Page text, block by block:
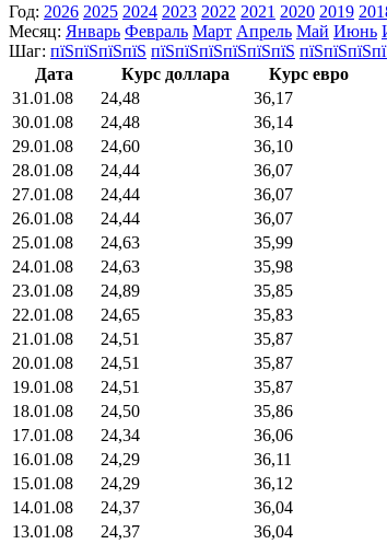
Год: 2026 2025 2024 2023 2022 2021 2020 2019
Месяц: Январь Февраль Март Апрель Май Июнь
Шаг: пїЅпїЅпїЅпїЅ пїЅпїЅпїЅпїЅпїЅпїЅ
Дата
Курс доллара
Курс евро
31.01.08
24,48
36,17
30.01.08
24,48
36,14
29.01.08
24,60
36,10
28.01.08
24,44
36,07
27.01.08
24,44
36,07
26.01.08
24,44
36,07
25.01.08
24,63
35,99
24.01.08
24,63
35,98
23.01.08
24,89
35,85
22.01.08
24,65
35,83
21.01.08
24,51
35,87
20.01.08
24,51
35,87
19.01.08
24,51
35,87
18.01.08
24,50
35,86
17.01.08
24,34
36,06
16.01.08
24,29
36,11
15.01.08
24,29
36,12
14.01.08
24,37
36,04
13.01.08
24,37
36,04